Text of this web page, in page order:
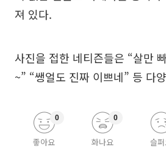
져 있다.
사진을 접한 네티즌들은 “살만
~” “쌩얼도 진짜 이쁘네” 등 다
좋아요
0
화나요
0
슬